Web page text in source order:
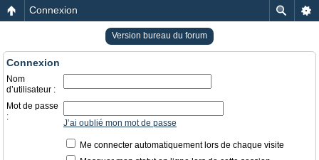
Connexion
Version bureau du forum
Connexion
Nom
d’utilisateur :
Mot de passe
:
J’ai oublié mon mot de passe
Me connecter automatiquement lors de chaque visite